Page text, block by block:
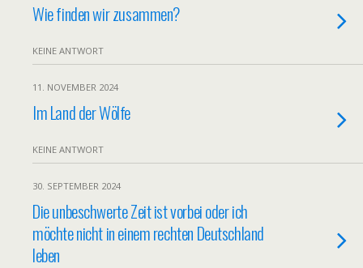
Wie finden wir zusammen?
KEINE ANTWORT
11. NOVEMBER 2024
Im Land der Wölfe
KEINE ANTWORT
30. SEPTEMBER 2024
Die unbeschwerte Zeit ist vorbei oder ich
möchte nicht in einem rechten Deutschland
leben